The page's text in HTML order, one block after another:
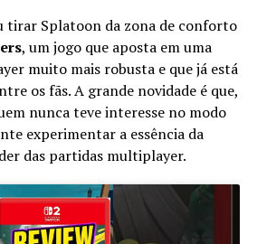
para serem impostores,
tripulantes. O jogo pode ocorrer
uma nave (The Skeld), um
ou uma base planetária
recebem tarefas para completar
minigames, consistindo em
em sistemas vitais, como
lista falsa de tarefas para se
de tripulação e têm a
os sistemas do mapa, atravessar
tirar Splatoon da zona de conforto
, um jogo que aposta em uma
muito mais robusta e que já está
os fãs. A grande novidade é que,
nunca teve interesse no modo
experimentar a essência da
das partidas multiplayer.